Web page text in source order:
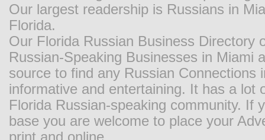
Our largest readership is Russians in
Florida.
Our Florida Russian Business Directory
Russian-Speaking Businesses in Miami
source to find any Russian
informative and entertaining. It has a
Florida Russian-speaking community. If
base you are welcome to place your